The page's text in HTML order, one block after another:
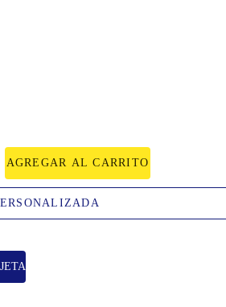
AGREGAR AL CARRITO